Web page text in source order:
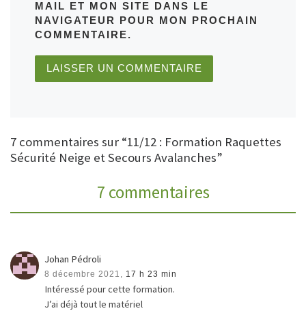
MAIL ET MON SITE DANS LE
NAVIGATEUR POUR MON PROCHAIN
COMMENTAIRE.
7 commentaires sur “11/12 : Formation Raquettes
Sécurité Neige et Secours Avalanches”
7 commentaires
Johan Pédroli
8 décembre 2021, 17 h 23 min
Intéressé pour cette formation.
J’ai déjà tout le matériel